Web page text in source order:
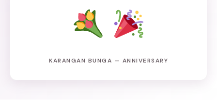
KARANGAN BUNGA — ANNIVERSARY